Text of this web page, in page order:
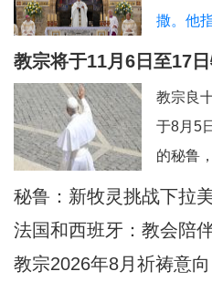
撒。他
神圣的
及为数
西这里
宗良十
意大利
持弥撒
教宗将于11月6日至17
廷和秘鲁
教宗良
于8月5
的秘鲁
担任主
教宗方
近40年
秘鲁：新牧灵挑战下拉
同
法国和西班牙：教会陪
教宗2026年8月祈祷意